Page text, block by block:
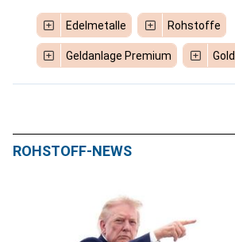
Edelmetalle Rohstoffe
Geldanlage Premium Gold
ROHSTOFF-NEWS